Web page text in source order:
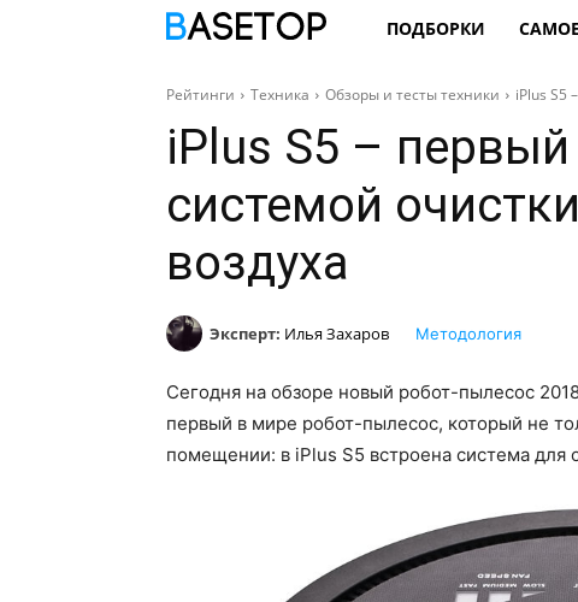
ПОДБОРКИ САМОЕ
Рейтинги Техника Обзоры и тесты техники iPlus S5
iPlus S5 –
системой
воздуха
Эксперт: Илья Захаров Методология
Сегодня на обзоре новый робот-пылесос
первый в мире робот-пылесос, который не
помещении: в iPlus S5 встроена система для